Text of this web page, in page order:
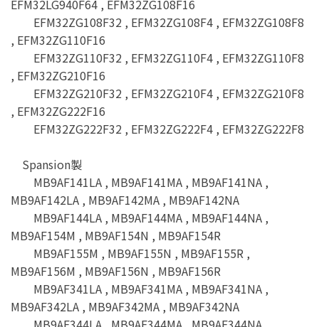
EFM32LG940F64 , EFM32ZG108F16
EFM32ZG108F32 , EFM32ZG108F4 , EFM32ZG108F8
, EFM32ZG110F16
EFM32ZG110F32 , EFM32ZG110F4 , EFM32ZG110F8
, EFM32ZG210F16
EFM32ZG210F32 , EFM32ZG210F4 , EFM32ZG210F8
, EFM32ZG222F16
EFM32ZG222F32 , EFM32ZG222F4 , EFM32ZG222F8
Spansion製
MB9AF141LA , MB9AF141MA , MB9AF141NA ,
MB9AF142LA , MB9AF142MA , MB9AF142NA
MB9AF144LA , MB9AF144MA , MB9AF144NA ,
MB9AF154M , MB9AF154N , MB9AF154R
MB9AF155M , MB9AF155N , MB9AF155R ,
MB9AF156M , MB9AF156N , MB9AF156R
MB9AF341LA , MB9AF341MA , MB9AF341NA ,
MB9AF342LA , MB9AF342MA , MB9AF342NA